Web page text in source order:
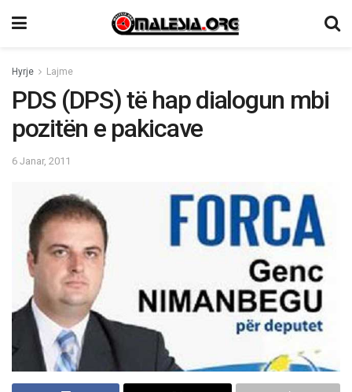
Hyrje Lajme
PDS (DPS) të hap dialogun mbi
pozitën e pakicave
6 Janar, 2011